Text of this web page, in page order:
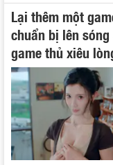
Lại thêm một
chuẩn bị lên
game thủ xiêu